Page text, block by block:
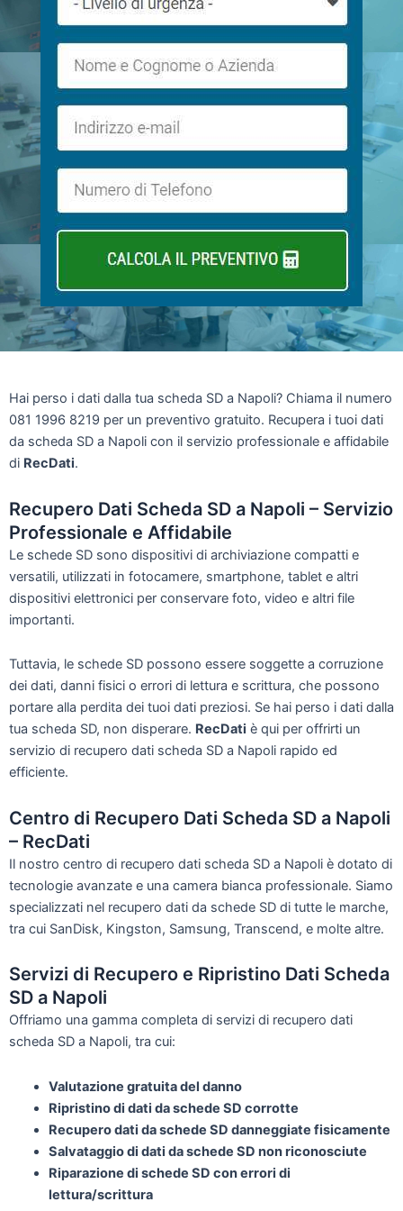
Hai perso i dati dalla tua scheda SD a Napoli? Chiama il numero
081 1996 8219 per un preventivo gratuito. Recupera i tuoi dati
da scheda SD a Napoli con il servizio professionale e affidabile
di RecDati.
Recupero Dati Scheda SD a Napoli – Servizio
Professionale e Affidabile
Le schede SD sono dispositivi di archiviazione compatti e
versatili, utilizzati in fotocamere, smartphone, tablet e altri
dispositivi elettronici per conservare foto, video e altri file
importanti.
Tuttavia, le schede SD possono essere soggette a corruzione
dei dati, danni fisici o errori di lettura e scrittura, che possono
portare alla perdita dei tuoi dati preziosi. Se hai perso i dati dalla
tua scheda SD, non disperare. RecDati è qui per offrirti un
servizio di recupero dati scheda SD a Napoli rapido ed
efficiente.
Centro di Recupero Dati Scheda SD a Napoli
– RecDati
Il nostro centro di recupero dati scheda SD a Napoli è dotato di
tecnologie avanzate e una camera bianca professionale. Siamo
specializzati nel recupero dati da schede SD di tutte le marche,
tra cui SanDisk, Kingston, Samsung, Transcend, e molte altre.
Servizi di Recupero e Ripristino Dati Scheda
SD a Napoli
Offriamo una gamma completa di servizi di recupero dati
scheda SD a Napoli, tra cui:
Valutazione gratuita del danno
Ripristino di dati da schede SD corrotte
Recupero dati da schede SD danneggiate fisicamente
Salvataggio di dati da schede SD non riconosciute
Riparazione di schede SD con errori di
lettura/scrittura